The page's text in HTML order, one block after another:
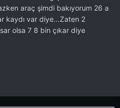
araç şimdi bakıyorum 26 a
kaydı var diye...Zaten 2
olsa 7 8 bin çıkar diye